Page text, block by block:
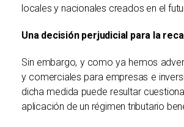
locales y nacionales creados en el
Una decisión perjudicial para la
Sin embargo, y como ya hemos
y comerciales para empresas e
dicha medida puede resultar
aplicación de un régimen tributario